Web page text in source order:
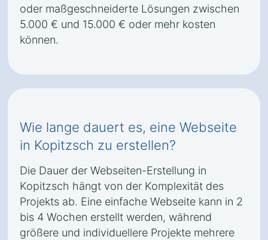
oder maßgeschneiderte Lösungen zwischen
5.000 € und 15.000 € oder mehr kosten
können.
Wie lange dauert es, eine Webseite
in Kopitzsch zu erstellen?
Die Dauer der Webseiten-Erstellung in
Kopitzsch hängt von der Komplexität des
Projekts ab. Eine einfache Webseite kann in 2
bis 4 Wochen erstellt werden, während
größere und individuellere Projekte mehrere